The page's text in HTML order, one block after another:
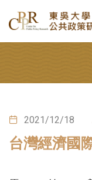
2021/12/18
台灣經濟國